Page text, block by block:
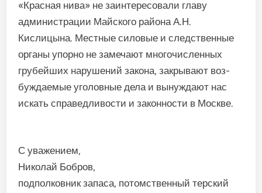
«Красная нива» не заин­тересовали главу
админист­рации Майского района А.Н.
Кислицына. Местные си­ловые и следственные
органы упорно не замечают много­численных
грубейших нару­шений закона, закрывают воз­
буждаемые уголовные дела и вынуждают нас
искать спра­ведливости и законности в Москве.
С уважением,
Николай Бобров,
подполковник запаса, потомственный терский